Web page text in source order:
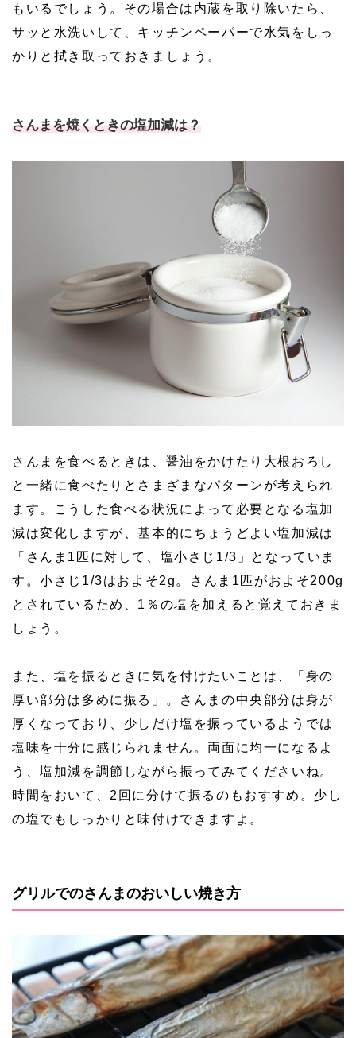
もいるでしょう。その場合は内蔵を取り除いたら、
サッと水洗いして、キッチンペーパーで水気をしっ
かりと拭き取っておきましょう。
さんまを焼くときの塩加減は？
さんまを食べるときは、醤油をかけたり大根おろし
と一緒に食べたりとさまざまなパターンが考えられ
ます。こうした食べる状況によって必要となる塩加
減は変化しますが、基本的にちょうどよい塩加減は
「さんま1匹に対して、塩小さじ1/3」となっていま
す。小さじ1/3はおよそ2g。さんま1匹がおよそ200g
とされているため、1％の塩を加えると覚えておきま
しょう。
また、塩を振るときに気を付けたいことは、「身の
厚い部分は多めに振る」。さんまの中央部分は身が
厚くなっており、少しだけ塩を振っているようでは
塩味を十分に感じられません。両面に均一になるよ
う、塩加減を調節しながら振ってみてくださいね。
時間をおいて、2回に分けて振るのもおすすめ。少し
の塩でもしっかりと味付けできますよ。
グリルでのさんまのおいしい焼き方